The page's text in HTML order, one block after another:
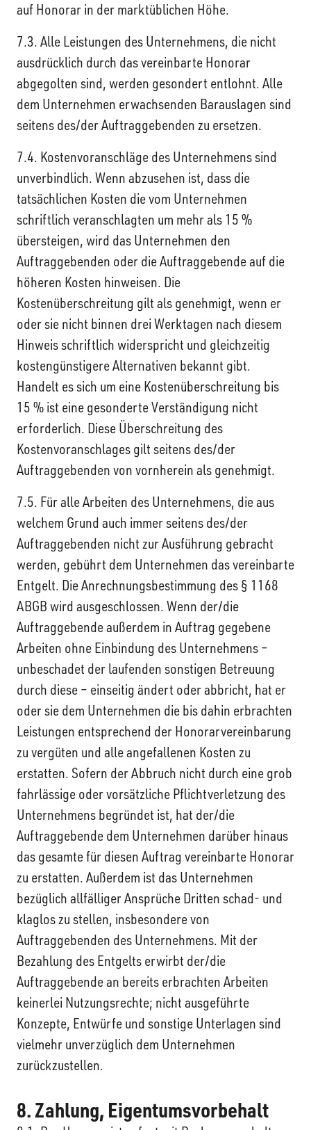
auf Honorar in der marktüblichen Höhe.
7.3. Alle Leistungen des Unternehmens, die nicht
ausdrücklich durch das vereinbarte Honorar
abgegolten sind, werden gesondert entlohnt. Alle
dem Unternehmen erwachsenden Barauslagen sind
seitens des/der Auftraggebenden zu ersetzen.
7.4. Kostenvoranschläge des Unternehmens sind
unverbindlich. Wenn abzusehen ist, dass die
tatsächlichen Kosten die vom Unternehmen
schriftlich veranschlagten um mehr als 15 %
übersteigen, wird das Unternehmen den
Auftraggebenden oder die Auftraggebende auf die
höheren Kosten hinweisen. Die
Kostenüberschreitung gilt als genehmigt, wenn er
oder sie nicht binnen drei Werktagen nach diesem
Hinweis schriftlich widerspricht und gleichzeitig
kostengünstigere Alternativen bekannt gibt.
Handelt es sich um eine Kostenüberschreitung bis
15 % ist eine gesonderte Verständigung nicht
erforderlich. Diese Überschreitung des
Kostenvoranschlages gilt seitens des/der
Auftraggebenden von vornherein als genehmigt.
7.5. Für alle Arbeiten des Unternehmens, die aus
welchem Grund auch immer seitens des/der
Auftraggebenden nicht zur Ausführung gebracht
werden, gebührt dem Unternehmen das vereinbarte
Entgelt. Die Anrechnungsbestimmung des § 1168
ABGB wird ausgeschlossen. Wenn der/die
Auftraggebende außerdem in Auftrag gegebene
Arbeiten ohne Einbindung des Unternehmens –
unbeschadet der laufenden sonstigen Betreuung
durch diese – einseitig ändert oder abbricht, hat er
oder sie dem Unternehmen die bis dahin erbrachten
Leistungen entsprechend der Honorarvereinbarung
zu vergüten und alle angefallenen Kosten zu
erstatten. Sofern der Abbruch nicht durch eine grob
fahrlässige oder vorsätzliche Pflichtverletzung des
Unternehmens begründet ist, hat der/die
Auftraggebende dem Unternehmen darüber hinaus
das gesamte für diesen Auftrag vereinbarte Honorar
zu erstatten. Außerdem ist das Unternehmen
bezüglich allfälliger Ansprüche Dritten schad- und
klaglos zu stellen, insbesondere von
Auftraggebenden des Unternehmens. Mit der
Bezahlung des Entgelts erwirbt der/die
Auftraggebende an bereits erbrachten Arbeiten
keinerlei Nutzungsrechte; nicht ausgeführte
Konzepte, Entwürfe und sonstige Unterlagen sind
vielmehr unverzüglich dem Unternehmen
zurückzustellen.
8. Zahlung, Eigentumsvorbehalt